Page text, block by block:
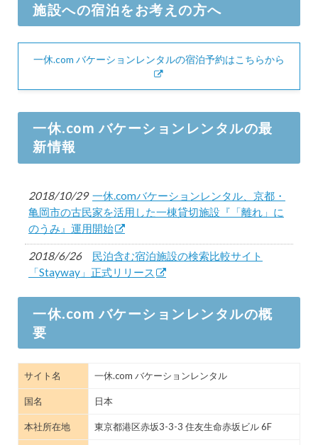
施設への宿泊をお考えの方へ
一休.com バケーションレンタルの宿泊予約はこちらから
一休.com バケーションレンタルの最
新情報
2018/10/29 一休.comバケーションレンタル、京都・
亀岡市の古民家を活用した一棟貸切施設『「離れ」に
のうみ』運用開始
2018/6/26
民泊含む宿泊施設の検索比較サイト
「Stayway」正式リリース
2018/3/5
一休.comバケーションレンタル、おすす
めの日本の別荘7選を発表
一休.com バケーションレンタルの概
要
サイト名 一休.com バケーションレンタル
国名 日本
本社所在地 東京都港区赤坂3-3-3 住友生命赤坂ビル 6F